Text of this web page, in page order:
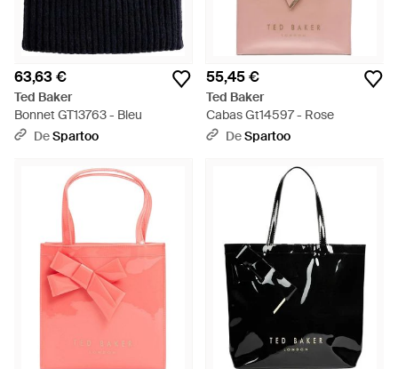
63,63 €
Ted Baker
Bonnet GT13763 - Bleu
DeSpartoo
55,45 €
Ted Baker
Cabas Gt14597 - Rose
DeSpartoo